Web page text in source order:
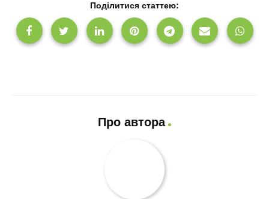
Поділитися статтею:
Про автора